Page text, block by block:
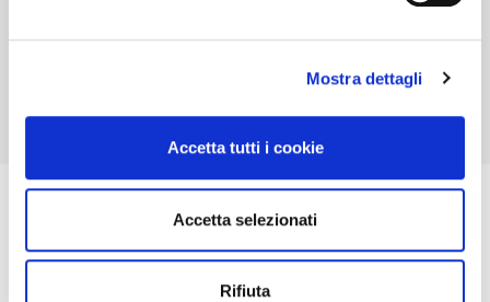
Mostra dettagli
Accetta tutti i cookie
Accetta selezionati
Rifiuta
Descrizione
Skid cingolato jpc modello ht360 Serial n.